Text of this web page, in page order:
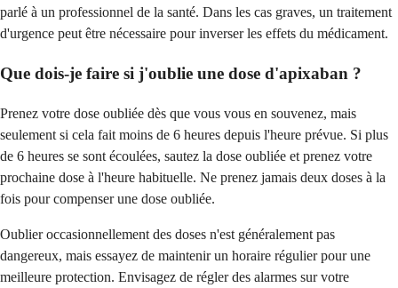
parlé à un professionnel de la santé. Dans les cas graves, un traitement
d'urgence peut être nécessaire pour inverser les effets du médicament.
Que dois-je faire si j'oublie une dose d'apixaban ?
Prenez votre dose oubliée dès que vous vous en souvenez, mais
seulement si cela fait moins de 6 heures depuis l'heure prévue. Si plus
de 6 heures se sont écoulées, sautez la dose oubliée et prenez votre
prochaine dose à l'heure habituelle. Ne prenez jamais deux doses à la
fois pour compenser une dose oubliée.
Oublier occasionnellement des doses n'est généralement pas
dangereux, mais essayez de maintenir un horaire régulier pour une
meilleure protection. Envisagez de régler des alarmes sur votre